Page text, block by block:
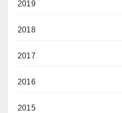
2019
2018
2017
2016
2015